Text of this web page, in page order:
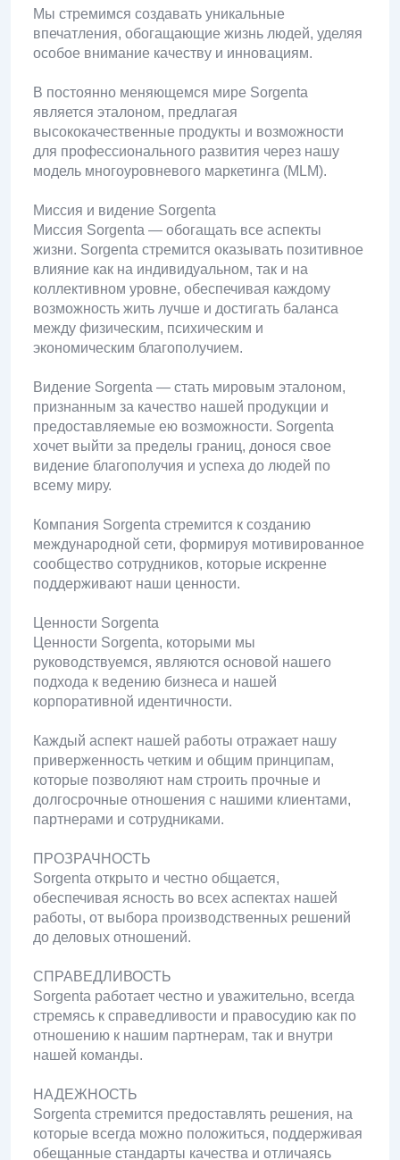
Мы стремимся создавать уникальные
впечатления, обогащающие жизнь людей, уделяя
особое внимание качеству и инновациям.
В постоянно меняющемся мире Sorgenta
является эталоном, предлагая
высококачественные продукты и возможности
для профессионального развития через нашу
модель многоуровневого маркетинга (MLM).
Миссия и видение Sorgenta
Миссия Sorgenta — обогащать все аспекты
жизни. Sorgenta стремится оказывать позитивное
влияние как на индивидуальном, так и на
коллективном уровне, обеспечивая каждому
возможность жить лучше и достигать баланса
между физическим, психическим и
экономическим благополучием.
Видение Sorgenta — стать мировым эталоном,
признанным за качество нашей продукции и
предоставляемые ею возможности. Sorgenta
хочет выйти за пределы границ, донося свое
видение благополучия и успеха до людей по
всему миру.
Компания Sorgenta стремится к созданию
международной сети, формируя мотивированное
сообщество сотрудников, которые искренне
поддерживают наши ценности.
Ценности Sorgenta
Ценности Sorgenta, которыми мы
руководствуемся, являются основой нашего
подхода к ведению бизнеса и нашей
корпоративной идентичности.
Каждый аспект нашей работы отражает нашу
приверженность четким и общим принципам,
которые позволяют нам строить прочные и
долгосрочные отношения с нашими клиентами,
партнерами и сотрудниками.
ПРОЗРАЧНОСТЬ
Sorgenta открыто и честно общается,
обеспечивая ясность во всех аспектах нашей
работы, от выбора производственных решений
до деловых отношений.
СПРАВЕДЛИВОСТЬ
Sorgenta работает честно и уважительно, всегда
стремясь к справедливости и правосудию как по
отношению к нашим партнерам, так и внутри
нашей команды.
НАДЕЖНОСТЬ
Sorgenta стремится предоставлять решения, на
которые всегда можно положиться, поддерживая
обещанные стандарты качества и отличаясь